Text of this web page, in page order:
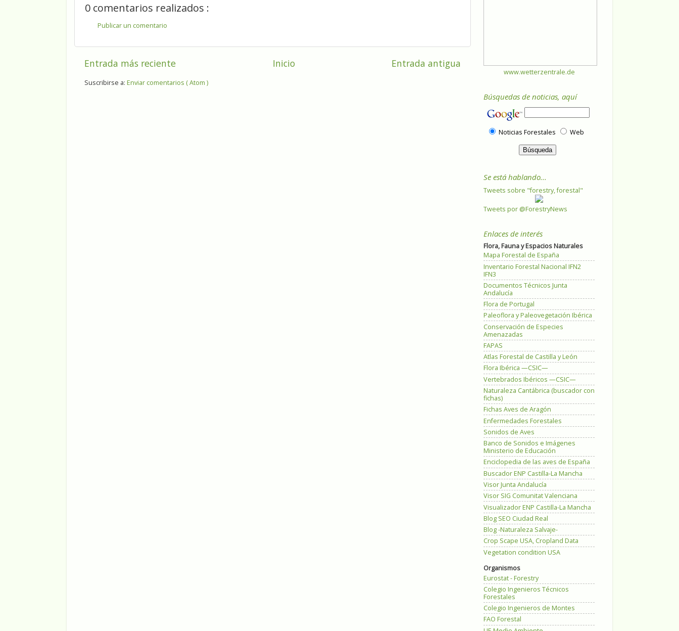
0 comentarios realizados :
Publicar un comentario
Entrada más reciente Entrada antigua
Inicio
Suscribirse a: Enviar comentarios ( Atom )
www.wetterzentrale.de
Búsquedas de noticias, aquí
Noticias Forestales Web
Se está hablando...
Tweets sobre "forestry, forestal"
Tweets por @ForestryNews
Enlaces de interés
Flora, Fauna y Espacios Naturales
Mapa Forestal de España
Inventario Forestal Nacional IFN2
IFN3
Documentos Técnicos Junta
Andalucía
Flora de Portugal
Paleoflora y Paleovegetación Ibérica
Conservación de Especies
Amenazadas
FAPAS
Atlas Forestal de Castilla y León
Flora Ibérica —CSIC—
Vertebrados Ibéricos —CSIC—
Naturaleza Cantábrica (buscador con
fichas)
Fichas Aves de Aragón
Enfermedades Forestales
Sonidos de Aves
Banco de Sonidos e Imágenes
Ministerio de Educación
Enciclopedia de las aves de España
Buscador ENP Castilla-La Mancha
Visor Junta Andalucía
Visor SIG Comunitat Valenciana
Visualizador ENP Castilla-La Mancha
Blog SEO Ciudad Real
Blog -Naturaleza Salvaje-
Crop Scape USA, Cropland Data
Vegetation condition USA
Organismos
Eurostat - Forestry
Colegio Ingenieros Técnicos
Forestales
Colegio Ingenieros de Montes
FAO Forestal